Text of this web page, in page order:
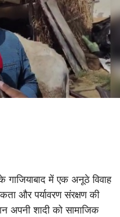
गाजियाबाद में एक अनूठे विवाह
और पर्यावरण संरक्षण की
अपनी शादी को सामाजिक